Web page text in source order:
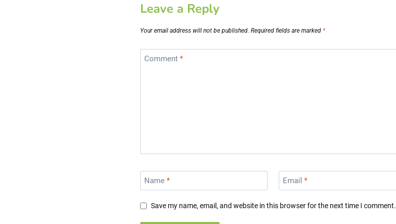
Leave a Reply
Your email address will not be published. Required fields are marked *
Comment *
Name * Email *
Save my name, email, and website in this browser for the next time I comment.